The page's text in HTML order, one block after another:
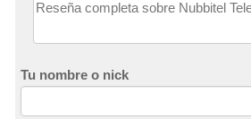
Tu nombre o nick